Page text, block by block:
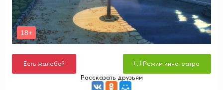
Есть жалоба?
Режим кинотеатра
Рассказать друзьям